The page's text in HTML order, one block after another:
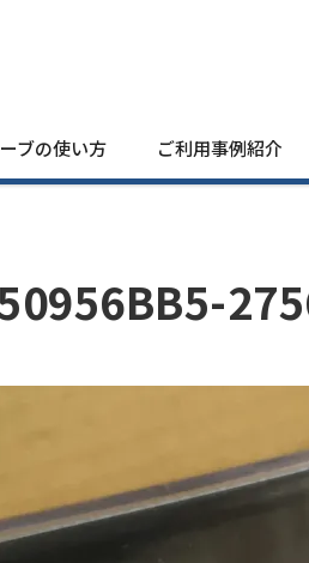
ブの使い方 ご利用事例紹介